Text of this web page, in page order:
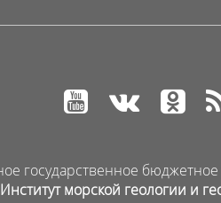
государственное
Институт морской геологии и